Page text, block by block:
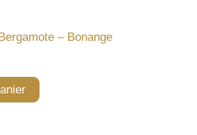
– Bonange